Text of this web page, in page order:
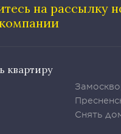
на рассылку
квартиру
Снять